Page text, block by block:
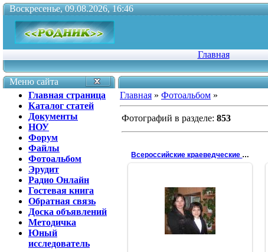
Воскресенье, 09.08.2026, 16:46
Главная
Меню сайта
Главная страница
Каталог статей
Документы
НОУ
Форум
Файлы
Фотоальбом
Эрудит
Радио Онлайн
Гостевая книга
Обратная связь
Доска объявлений
Методичка
Юный
исследователь
Главная » Фотоальбом »
Фотографий в разделе: 853
Всероссийские краеведческие чтения
18.10.2008
Ура! Ура! Еще одна участница
НОУ в Москве!! Воспитанница
Татьяны Александровны Грубской
Валя Муравлева по итогам заоч...
Антонина